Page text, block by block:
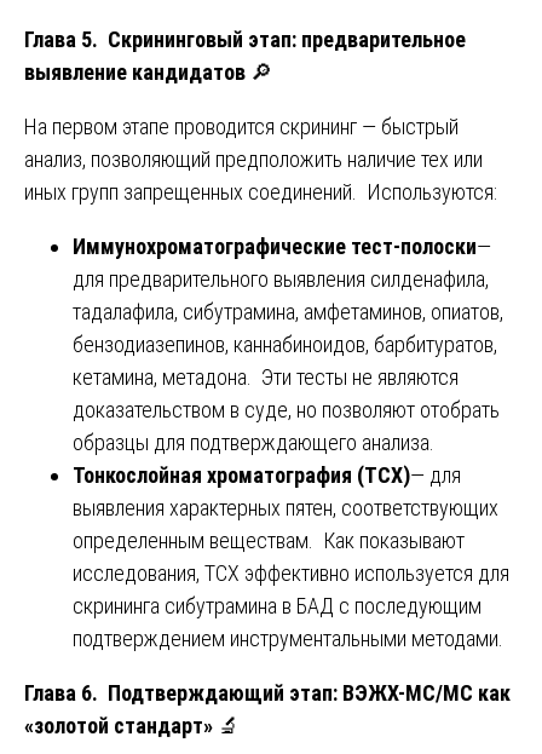
Глава 5. Скрининговый этап: предварительное
выявление кандидатов 🔎
На первом этапе проводится скрининг — быстрый
анализ, позволяющий предположить наличие тех или
иных групп запрещенных соединений. Используются:
Иммунохроматографические тест-полоски—
для предварительного выявления силденафила,
тадалафила, сибутрамина, амфетаминов, опиатов,
бензодиазепинов, каннабиноидов, барбитуратов,
кетамина, метадона. Эти тесты не являются
доказательством в суде, но позволяют отобрать
образцы для подтверждающего анализа.
Тонкослойная хроматография (ТСХ)— для
выявления характерных пятен, соответствующих
определенным веществам. Как показывают
исследования, ТСХ эффективно используется для
скрининга сибутрамина в БАД с последующим
подтверждением инструментальными методами.
Глава 6. Подтверждающий этап: ВЭЖХ-МС/МС как
«золотой стандарт» 🔬